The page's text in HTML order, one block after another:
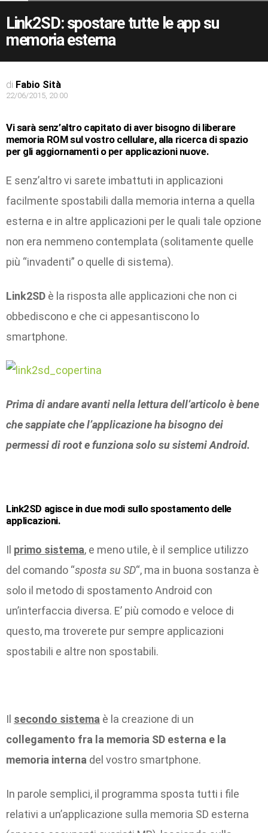
Link2SD: spostare tutte le app su
memoria esterna
di Fabio Sità
22/06/2015, 20:00
Vi sarà senz’altro capitato di aver bisogno di liberare
memoria ROM sul vostro cellulare, alla ricerca di spazio
per gli aggiornamenti o per applicazioni nuove.
E senz’altro vi sarete imbattuti in applicazioni
facilmente spostabili dalla memoria interna a quella
esterna e in altre applicazioni per le quali tale opzione
non era nemmeno contemplata (solitamente quelle
più “invadenti” o quelle di sistema).
Link2SD è la risposta alle applicazioni che non ci
obbediscono e che ci appesantiscono lo
smartphone.
Prima di andare avanti nella lettura dell’articolo è bene
che sappiate che l’applicazione ha bisogno dei
permessi di root e funziona solo su sistemi Android.
Link2SD agisce in due modi sullo spostamento delle
applicazioni.
Il primo sistema, e meno utile, è il semplice utilizzo
del comando “sposta su SD“, ma in buona sostanza è
solo il metodo di spostamento Android con
un’interfaccia diversa. E’ più comodo e veloce di
questo, ma troverete pur sempre applicazioni
spostabili e altre non spostabili.
Il secondo sistema è la creazione di un
collegamento fra la memoria SD esterna e la
memoria interna del vostro smartphone.
In parole semplici, il programma sposta tutti i file
relativi a un’applicazione sulla memoria SD esterna